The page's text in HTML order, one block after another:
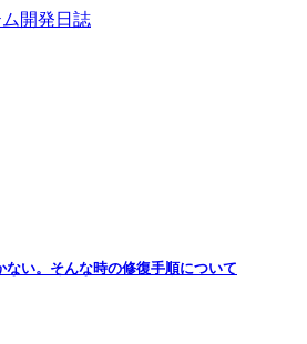
い。そんな時の修復手順について